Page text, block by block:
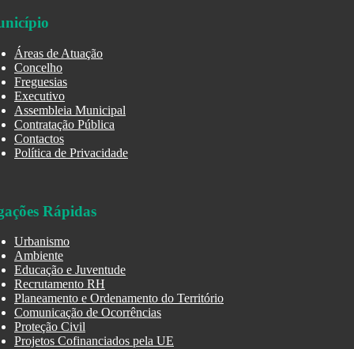
Áreas de Atuação
Concelho
Freguesias
Executivo
Assembleia Municipal
Contratação Pública
Contactos
Política de Privacidade
Rápidas
Urbanismo
Ambiente
Educação e Juventude
Recrutamento RH
Planeamento e Ordenamento do Território
Comunicação de Ocorrências
Proteção Civil
Projetos Cofinanciados pela UE